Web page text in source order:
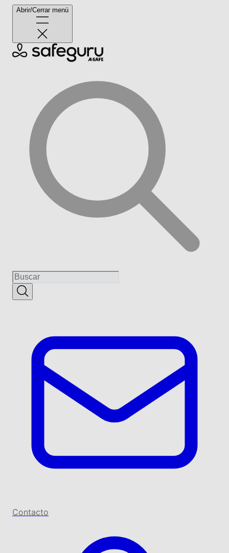
Abrir/Cerrar menú
Contacto